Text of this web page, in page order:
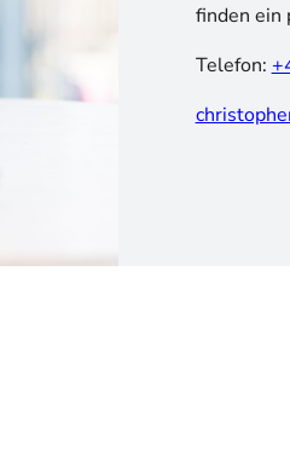
finden ein
Telefon: